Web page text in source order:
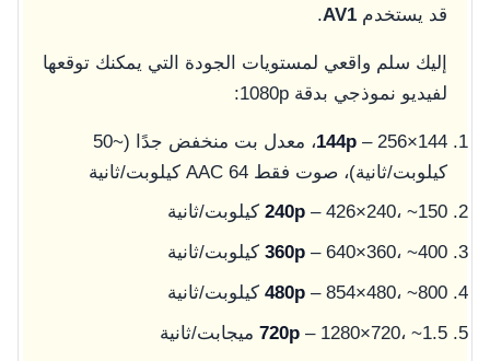
قد يستخدم AV1
.
إليك سلم واقعي لمستويات الجودة التي يمكنك توقعها
لفيديو نموذجي بدقة 1080p:
144p
– 256×144، معدل بت منخفض جدًا (~50
كيلوبت/ثانية)، صوت فقط AAC 64 كيلوبت/ثانية
240p – 426×240، ~150 كيلوبت/ثانية
360p – 640×360، ~400 كيلوبت/ثانية
480p – 854×480، ~800 كيلوبت/ثانية
720p – 1280×720، ~1.5 ميجابت/ثانية